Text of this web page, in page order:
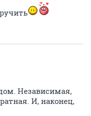
Независимая,
И, наконец,